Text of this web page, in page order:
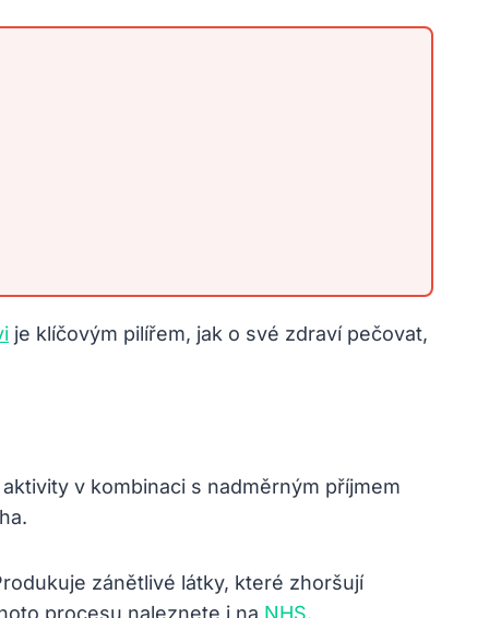
je klíčovým pilířem, jak o své zdraví pečovat,
v kombinaci s nadměrným příjmem
zánětlivé látky, které zhoršují
procesu naleznete i na NHS.